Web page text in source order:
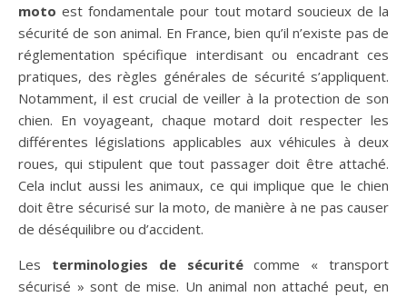
moto est fondamentale pour tout motard soucieux de la
sécurité de son animal. En France, bien qu’il n’existe pas de
réglementation spécifique interdisant ou encadrant ces
pratiques, des règles générales de sécurité s’appliquent.
Notamment, il est crucial de veiller à la protection de son
chien. En voyageant, chaque motard doit respecter les
différentes législations applicables aux véhicules à deux
roues, qui stipulent que tout passager doit être attaché.
Cela inclut aussi les animaux, ce qui implique que le chien
doit être sécurisé sur la moto, de manière à ne pas causer
de déséquilibre ou d’accident.
Les terminologies de sécuritécomme « transport
sécurisé » sont de mise. Un animal non attaché peut, en